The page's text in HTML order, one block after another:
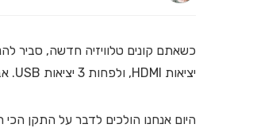
יציאות HDMI, ולפחות 3 יציאות USB. אבל מה זה בכלל יציאת HDMI ובשביל מה אנחנו צריכים אחת?